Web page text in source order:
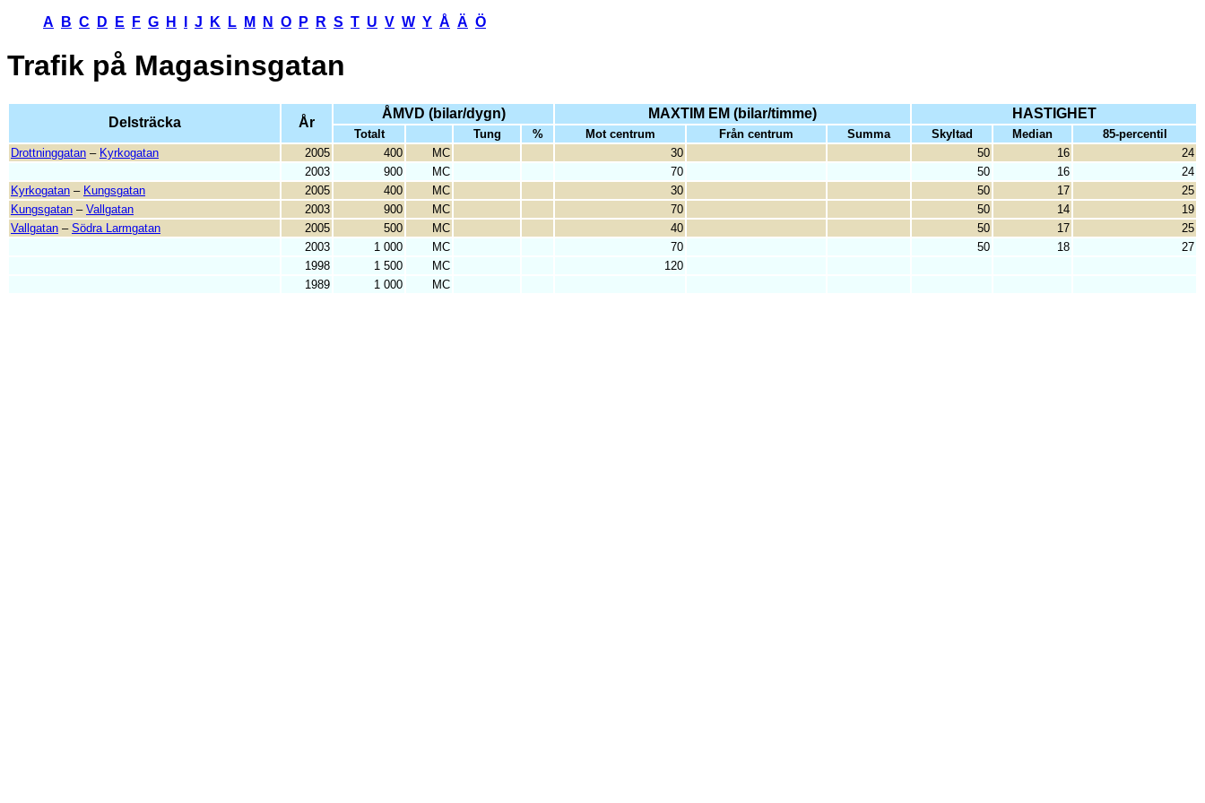
A B C D E F G H J K L M N O P R S T U V W Y Å Ä Ö
Trafik på Magasinsgatan
Delsträcka År
ÅMVD (bilar/dygn) MAXTIM EM (bilar/timme) HASTIGHET
Totalt Tung % Mot centrum Från centrum Summa Skyltad Median
85-percentil
Drottninggatan – Kyrkogatan 2005 400 MC 30 50 16
24
2003
900 MC 70 50 16
24
Kyrkogatan – Kungsgatan 2005 400 MC 30 50 17
25
Kungsgatan – Vallgatan 2003 900 MC 70 50 14
19
Vallgatan – Södra Larmgatan 2005 500 MC 40 50 17
25
2003
1 000 MC 70 50 18
27
1998
1 500 MC
120
1989
1 000 MC